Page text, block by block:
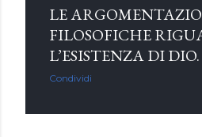
LE
FILOSOFICHE
L’ESISTENZA DI DIO.
Condividi